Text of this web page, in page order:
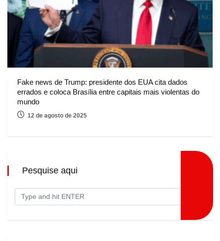
Fake news de Trump: presidente dos EUA cita dados
errados e coloca Brasília entre capitais mais violentas do
mundo
12 de agosto de 2025
Pesquise aqui